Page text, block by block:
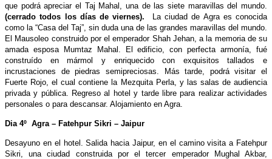
que podrá apreciar el Taj Mahal, una de las siete maravillas del mundo.
(cerrado todos los días de viernes). La ciudad de Agra es conocida
como la “Casa del Taj”, sin duda una de las grandes maravillas del mundo.
El Mausoleo construido por el emperador Shah Jehan, a la memoria de su
amada esposa Mumtaz Mahal. El edificio, con perfecta armonía, fué
construído en mármol y enriquecido con exquisitos tallados e
incrustaciones de piedras semipreciosas. Más tarde, podrá visitar el
Fuerte Rojo, el cual contiene la Mezquita Perla, y las salas de audiencia
privada y pública.
Regreso al hotel y tarde libre para realizar actividades
personales o para descansar. Alojamiento en Agra.
Dia 4º Agra – Fatehpur Sikri – Jaipur
Desayuno en el hotel. Salida hacia Jaipur, en el camino visita a Fatehpur
Sikri, una ciudad construida por el tercer emperador Mughal Akbar,